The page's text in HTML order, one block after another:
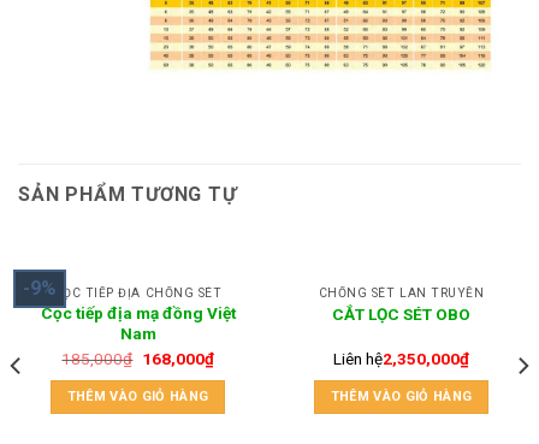
SẢN PHẨM TƯƠNG TỰ
-9%CỌC TIẾP ĐỊA CHỐNG SÉT
Cọc tiếp địa mạ đồng Việt
Nam
185,000₫ 168,000₫
THÊM VÀO GIỎ HÀNG
CHỐNG SÉT LAN TRUYỀN
CẮT LỌC SÉT OBO
Liên hệ2,350,000₫
THÊM VÀO GIỎ HÀNG